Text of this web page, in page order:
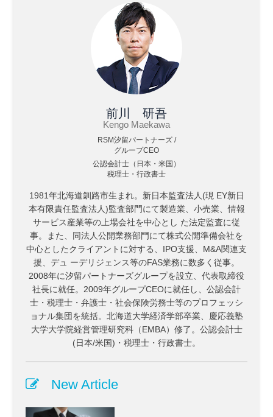
前川 研吾
Kengo Maekawa
RSM汐留パートナーズ /
グループCEO
公認会計士（日本・米国）
税理士・行政書士
1981年北海道釧路市生まれ。新日本監査法人(現 EY新日
本有限責任監査法人)監査部門にて製造業、小売業、情報
サービス産業等の上場会社を中心とし た法定監査に従
事。また、同法人公開業務部門にて株式公開準備会社を
中心としたクライアントに対する、IPO支援、M&A関連支
援、デュ ーデリジェンス等のFAS業務に数多く従事。
2008年に汐留パートナーズグループを設立、代表取締役
社長に就任。2009年グループCEOに就任し、公認会計
士・税理士・弁護士・社会保険労務士等のプロフェッシ
ョナル集団を統括。北海道大学経済学部卒業、慶応義塾
大学大学院経営管理研究科（EMBA）修了。公認会計士
(日本/米国)・税理士・行政書士。
New Article